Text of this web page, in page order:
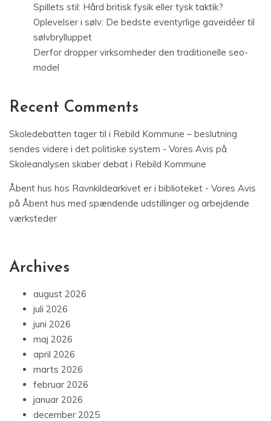
Spillets stil: Hård britisk fysik eller tysk taktik?
Oplevelser i sølv: De bedste eventyrlige gaveidéer til
sølvbrylluppet
Derfor dropper virksomheder den traditionelle seo-
model
Recent Comments
Skoledebatten tager til i Rebild Kommune – beslutning
sendes videre i det politiske system - Vores Avis på
Skoleanalysen skaber debat i Rebild Kommune
Åbent hus hos Ravnkildearkivet er i biblioteket - Vores Avis
på Åbent hus med spændende udstillinger og arbejdende
værksteder
Archives
august 2026
juli 2026
juni 2026
maj 2026
april 2026
marts 2026
februar 2026
januar 2026
december 2025